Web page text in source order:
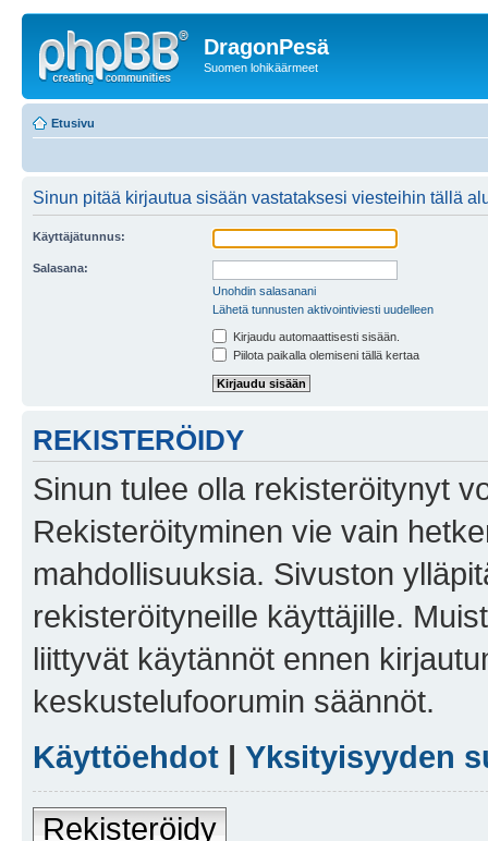
DragonPesä
Suomen lohikäärmeet
Etusivu
Sinun pitää kirjautua sisään vastataksesi viesteihin tällä
Käyttäjätunnus:
Salasana:
Unohdin salasanani
Lähetä tunnusten aktivointiviesti uudelleen
Kirjaudu automaattisesti sisään.
Piilota paikalla olemiseni tällä kertaa
REKISTERÖIDY
Sinun tulee olla rekisteröitynyt
Rekisteröityminen vie vain
mahdollisuuksia. Sivuston
rekisteröityneille käyttäjille.
liittyvät käytännöt ennen
keskustelufoorumin säännöt.
Käyttöehdot | Yksityisyyden
Rekisteröidy